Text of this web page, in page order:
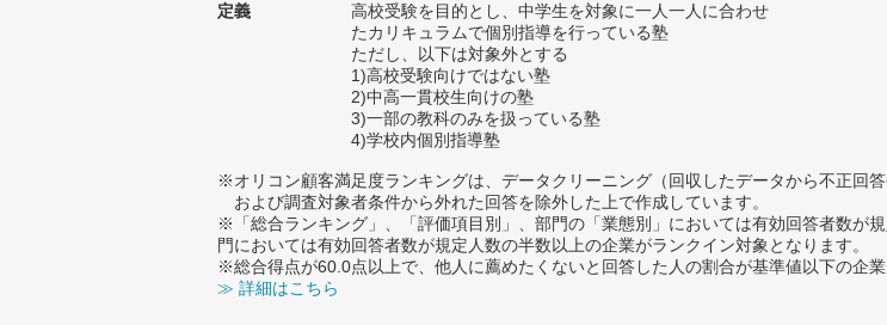
定義
高校受験を目的とし、中学生を対象に一人一人に合わせ
たカリキュラムで個別指導を行っている塾
ただし、以下は対象外とする
1)高校受験向けではない塾
2)中高一貫校生向けの塾
3)一部の教科のみを扱っている塾
4)学校内個別指導塾
※オリコン顧客満足度ランキングは、データクリーニング（回収したデータから不正回答
および調査対象者条件から外れた回答を除外した上で作成しています。
※「総合ランキング」、「評価項目別」、部門の「業態別」においては有効回答者数が
門においては有効回答者数が規定人数の半数以上の企業がランクイン対象となります。
※総合得点が60.0点以上で、他人に薦めたくないと回答した人の割合が基準値以下の企業
≫ 詳細はこちら